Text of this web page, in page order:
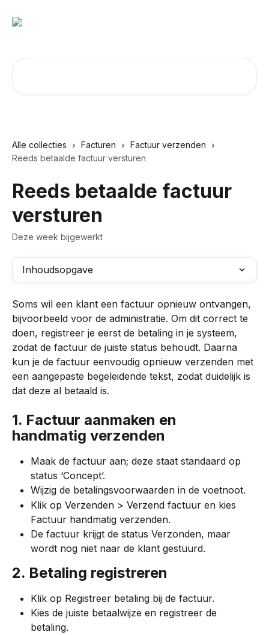
Alle collecties Facturen
Factuur verzenden
Reeds betaalde factuur versturen
Reeds betaalde factuur
versturen
Deze week bijgewerkt
Inhoudsopgave
Soms wil een klant een factuur opnieuw ontvangen,
bijvoorbeeld voor de administratie. Om dit correct te
doen, registreer je eerst de betaling in je systeem,
zodat de factuur de juiste status behoudt. Daarna
kun je de factuur eenvoudig opnieuw verzenden met
een aangepaste begeleidende tekst, zodat duidelijk is
dat deze al betaald is.
1. Factuur aanmaken en
handmatig verzenden
Maak de factuur aan; deze staat standaard op
status ‘Concept’.
Wijzig de betalingsvoorwaarden in de voetnoot.
Klik op Verzenden > Verzend factuur en kies
Factuur handmatig verzenden.
De factuur krijgt de status Verzonden, maar
wordt nog niet naar de klant gestuurd.
2. Betaling registreren
Klik op Registreer betaling bij de factuur.
Kies de juiste betaalwijze en registreer de
betaling.